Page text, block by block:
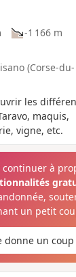
-1 166 m
(Corse-du-
les
maquis,
vigne, etc.
continuer à
un petit
donne un